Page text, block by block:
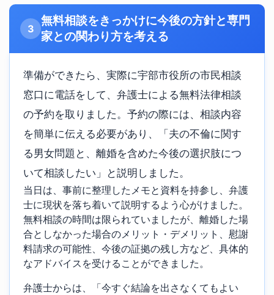
3
無料相談をきっかけに今後の方針と専門
家との関わり方を考える
準備ができたら、実際に宇部市役所の市民相談
窓口に電話をして、弁護士による無料法律相談
の予約を取りました。予約の際には、相談内容
を簡単に伝える必要があり、「夫の不倫に関す
る男女問題と、離婚を含めた今後の選択肢につ
いて相談したい」と説明しました。
当日は、事前に整理したメモと資料を持参し、弁護
士に現状を落ち着いて説明するよう心がけました。
無料相談の時間は限られていましたが、離婚した場
合としなかった場合のメリット・デメリット、慰謝
料請求の可能性、今後の証拠の残し方など、具体的
なアドバイスを受けることができました。
弁護士からは、「今すぐ結論を出さなくてもよい